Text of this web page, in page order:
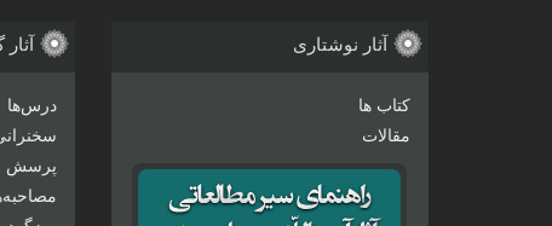
آثار نوشتاری
کتاب ها
مقالات
درس‌ها
پرسش